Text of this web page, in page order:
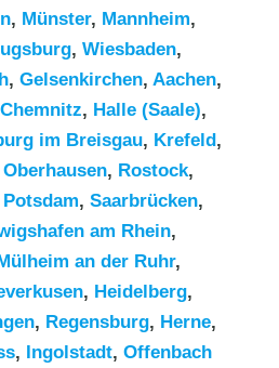
, Münster, Mannheim,
, Wiesbaden,
, Gelsenkirchen, Aachen,
Chemnitz⁠, Halle (Saale),
im Breisgau, Krefeld,
Oberhausen, Rostock,
Potsdam, Saarbrücken,
am Rhein,
an der Ruhr,
, Heidelberg,
, Regensburg, Herne,
, Ingolstadt, Offenbach
zu
2
Quelle